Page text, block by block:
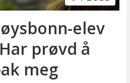
elev
prøvd å
meg